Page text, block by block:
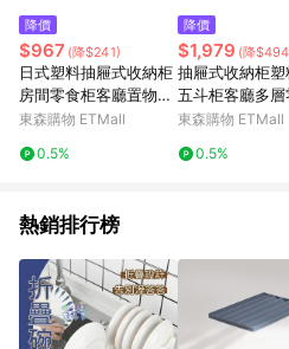
8. LINE購物為購物資訊整合性平台，
如顯示之商品規格、顏色、價位、贈品
頁不符，以銷售網頁標示為準。 9. 若
日期+180天以內至LINE購物客服洽詢
行申訴，恕無法贈點回饋。 10. 部分點
用，或不適用於無回饋商品。各點數紅
請依點數紅包頁面規則為準。
降價
$967 (降$241)
日式塑料抽屜式收納柜
房間零食柜客廳置物架
多層儲物箱臥室床頭柜
東森購物 ETMall
0.5%
降價
$1,979 (降
抽屜式收納柜塑
五斗柜客廳多層
物柜子儲物柜帶
東森購物 ETMall
0.5%
熱銷排行榜